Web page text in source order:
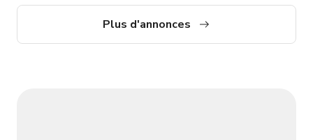
jours de semaine après les heures d'ouverture sont également
Plus d'annonces